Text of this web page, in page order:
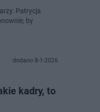
Patrycja
by
dodano 8-1-2026
kadry, to